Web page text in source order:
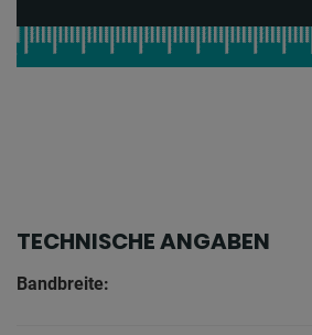
TECHNISCHE ANGABEN
Bandbreite: